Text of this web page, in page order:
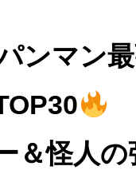
ンマン
＆怪人の